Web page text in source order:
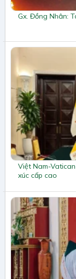
Gx. Đồng Nhân:
Việt Nam-
xúc cấp cao